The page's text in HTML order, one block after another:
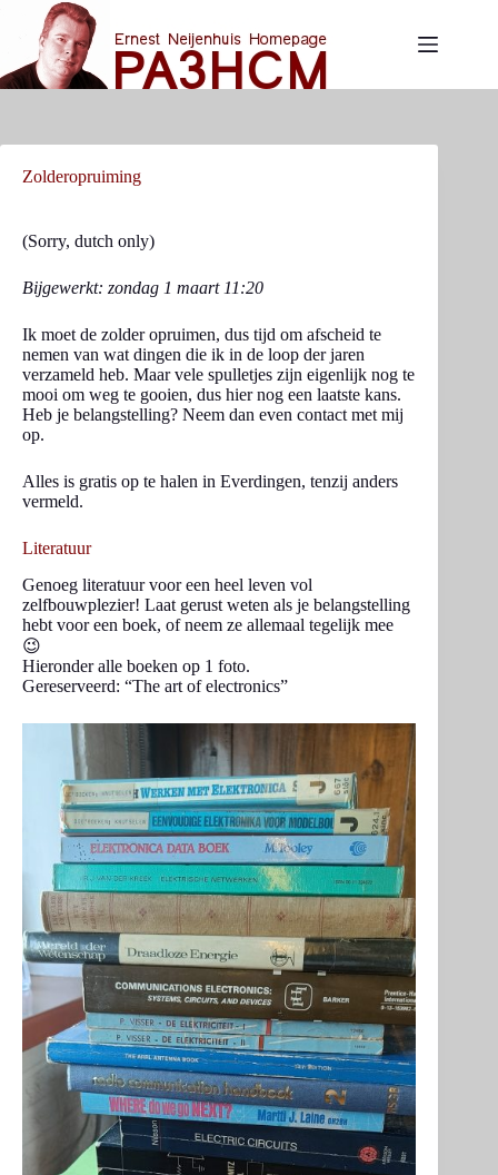
content
Zolderopruiming
(Sorry, dutch only)
Bijgewerkt: zondag 1 maart 11:20
Ik moet de zolder opruimen, dus tijd om afscheid te
nemen van wat dingen die ik in de loop der jaren
verzameld heb. Maar vele spulletjes zijn eigenlijk nog te
mooi om weg te gooien, dus hier nog een laatste kans.
Heb je belangstelling? Neem dan even contact met mij
op.
Alles is gratis op te halen in Everdingen, tenzij anders
vermeld.
Literatuur
Genoeg literatuur voor een heel leven vol
zelfbouwplezier! Laat gerust weten als je belangstelling
hebt voor een boek, of neem ze allemaal tegelijk mee
😉
Hieronder alle boeken op 1 foto.
Gereserveerd: “The art of electronics”